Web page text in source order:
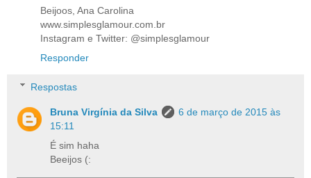
Beijoos, Ana Carolina
www.simplesglamour.com.br
Instagram e Twitter: @simplesglamour
Responder
Respostas
Bruna Virgínia da Silva
6 de março de 2015 às
15:11
É sim haha
Beeijos (: